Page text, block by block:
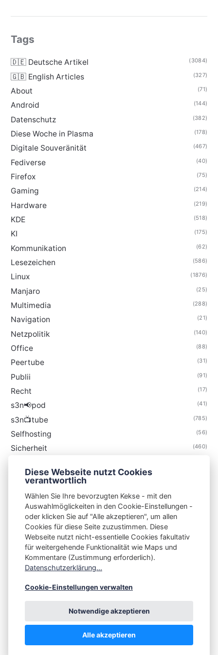
Tags
🇩🇪 Deutsche Artikel (3084)
🇬🇧 English Articles (327)
About (71)
Android (144)
Datenschutz (382)
Diese Woche in Plasma (178)
Digitale Souveränität (467)
Fediverse (40)
Firefox (75)
Gaming (214)
Hardware (219)
KDE (518)
KI (175)
Kommunikation (62)
Lesezeichen (586)
Linux (1876)
Manjaro (25)
Multimedia (288)
Navigation (21)
Netzpolitik (140)
Office (88)
Peertube (31)
Publii (91)
Recht (17)
s3n📢pod (41)
s3n📺tube (785)
Selfhosting (56)
Sicherheit (460)
Thunderbird
S3N🧩NET
Integrating Open-Source Blog Network (iOSBN)
Impressum
Kontakt
💪by☕ ❤️ & Publii CMS
Diese Webseite nutzt Cookies
verantwortlich
Wählen Sie Ihre bevorzugten Kekse - mit den
Auswahlmöglickeiten in den Cookie-Einstellungen -
oder klicken Sie auf "Alle akzeptieren", um allen
Cookies für diese Seite zuzustimmen. Diese
Webseite nutzt nicht-essentielle Cookies fakultativ
für weitergehende Funktionalität wie Maps und
Kommentare (Zustimmung erforderlich).
Datenschutzerklärung...
Cookie-Einstellungen verwalten
Notwendige akzeptieren
Alle akzeptieren